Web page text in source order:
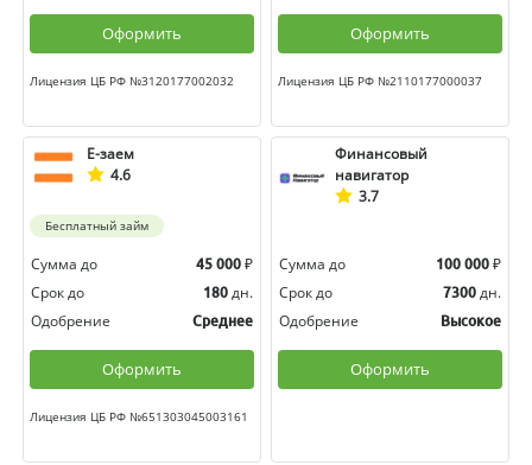
Оформить
Лицензия ЦБ РФ №3120177002032
Оформить
Лицензия ЦБ РФ №2110177000037
Е-заем
4.6
Бесплатный займ
Сумма до 45 000 ₽
Срок до
180 дн.
Одобрение
Среднее
Оформить
Лицензия ЦБ РФ №651303045003161
Финансовый
навигатор
3.7
Сумма до 100 000 ₽
Срок до
7300 дн.
Одобрение
Высокое
Оформить